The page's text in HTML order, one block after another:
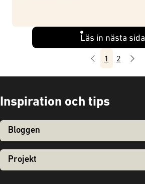
Läs in nästa sida
Föregående
1 2
Inspiration och tips
Bloggen
Projekt